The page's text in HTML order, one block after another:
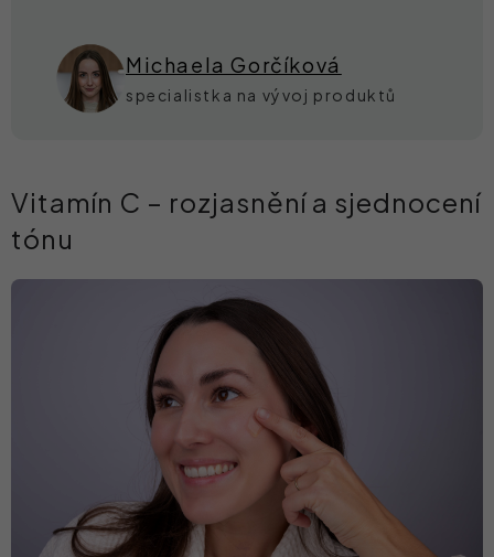
Michaela Gorčíková
specialistka na vývoj produktů
Vitamín C – rozjasnění a sjednocení
tónu